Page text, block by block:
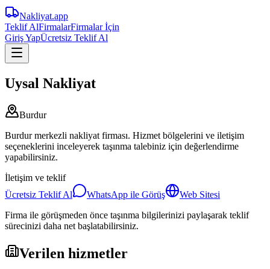
Nakliyat.app
Teklif AlFirmalarFirmalar İçin
Giriş YapÜcretsiz Teklif Al
Uysal Nakliyat
Burdur
Burdur merkezli nakliyat firması. Hizmet bölgelerini ve iletişim
seçeneklerini inceleyerek taşınma talebiniz için değerlendirme
yapabilirsiniz.
İletişim ve teklif
Ücretsiz Teklif Al
WhatsApp ile Görüş
Web Sitesi
Firma ile görüşmeden önce taşınma bilgilerinizi paylaşarak teklif
sürecinizi daha net başlatabilirsiniz.
Verilen hizmetler